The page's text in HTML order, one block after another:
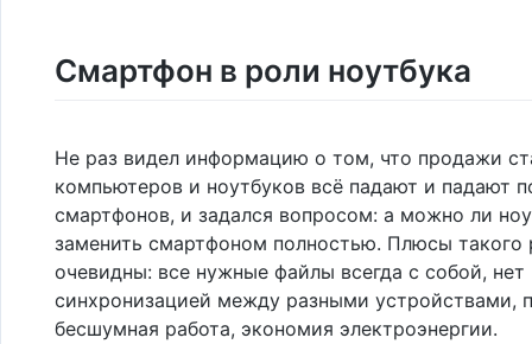
Смартфон в роли ноутбука
Не раз видел информацию о том, что продажи
компьютеров и ноутбуков всё падают и падают
смартфонов, и задался вопросом: а можно ли
заменить смартфоном полностью. Плюсы такого
очевидны: все нужные файлы всегда с собой,
синхронизацией между разными устройствами,
бесшумная работа, экономия электроэнергии.